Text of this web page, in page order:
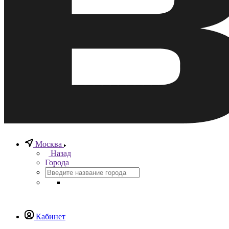
Москва
Назад
Города
Кабинет